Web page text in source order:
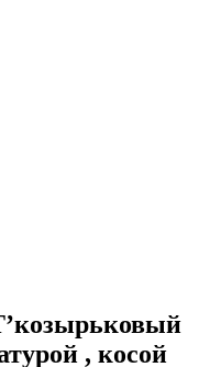
, косой